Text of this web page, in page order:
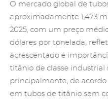
O mercado global de
aproximadamente 1,473
2025, com um preço
dólares por tonelada,
acrescentado e
titânio de classe industrial
principalmente, de acordo
em tubos de titânio sem